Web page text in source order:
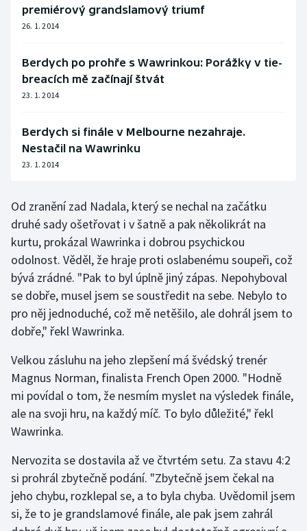
Plavání
Ragby
Rychlobruslení
Rychlostní kanoistika
Short track
Sportovní střelba
Stolní tenis
Triatlon
Veslování
Vodní slalom
Volejbal
Ostatní
premiérový grandslamový triumf
26. 1. 2014
Berdych po prohře s Wawrinkou: Porážky v tie-
breacích mě začínají štvát
23. 1. 2014
Berdych si finále v Melbourne nezahraje.
Nestačil na Wawrinku
23. 1. 2014
Od zranění zad Nadala, který se nechal na začátku
druhé sady ošetřovat i v šatně a pak několikrát na
kurtu, prokázal Wawrinka i dobrou psychickou
odolnost. Věděl, že hraje proti oslabenému soupeři, což
bývá zrádné. "Pak to byl úplně jiný zápas. Nepohyboval
se dobře, musel jsem se soustředit na sebe. Nebylo to
pro něj jednoduché, což mě netěšilo, ale dohrál jsem to
dobře," řekl Wawrinka.
Velkou zásluhu na jeho zlepšení má švédský trenér
Magnus Norman, finalista French Open 2000. "Hodně
mi povídal o tom, že nesmím myslet na výsledek finále,
ale na svoji hru, na každý míč. To bylo důležité," řekl
Wawrinka.
Nervozita se dostavila až ve čtvrtém setu. Za stavu 4:2
si prohrál zbytečně podání. "Zbytečně jsem čekal na
jeho chybu, rozklepal se, a to byla chyba. Uvědomil jsem
si, že to je grandslamové finále, ale pak jsem zahrál